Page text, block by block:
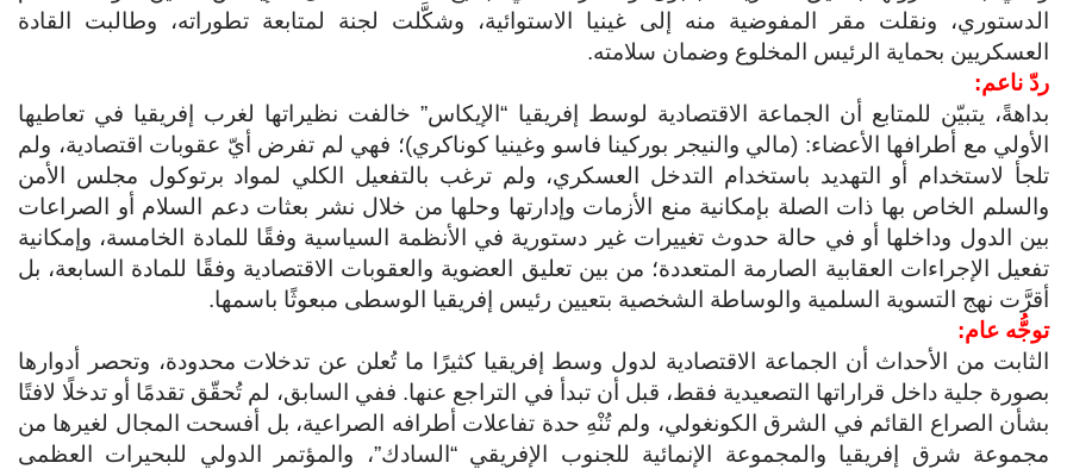
الدستوري، ونقلت مقر المفوضية منه إلى غينيا الاستوائية، وشكَّلت لجنة لمتابعة تطوراته، وطالبت القادة
العسكريين بحماية الرئيس المخلوع وضمان سلامته.
ردّ ناعم:
بداهةً، يتبيّن للمتابع أن الجماعة الاقتصادية لوسط إفريقيا “الإيكاس” خالفت نظيراتها لغرب إفريقيا في تعاطيها
الأولي مع أطرافها الأعضاء: (مالي والنيجر بوركينا فاسو وغينيا كوناكري)؛ فهي لم تفرض أيّ عقوبات اقتصادية، ولم
تلجأ لاستخدام أو التهديد باستخدام التدخل العسكري، ولم ترغب بالتفعيل الكلي لمواد برتوكول مجلس الأمن
والسلم الخاص بها ذات الصلة بإمكانية منع الأزمات وإدارتها وحلها من خلال نشر بعثات دعم السلام أو الصراعات
بين الدول وداخلها أو في حالة حدوث تغييرات غير دستورية في الأنظمة السياسية وفقًا للمادة الخامسة، وإمكانية
تفعيل الإجراءات العقابية الصارمة المتعددة؛ من بين تعليق العضوية والعقوبات الاقتصادية وفقًا للمادة السابعة، بل
أقرَّت نهج التسوية السلمية والوساطة الشخصية بتعيين رئيس إفريقيا الوسطى مبعوثًا باسمها.
توجُّه عام:
الثابت من الأحداث أن الجماعة الاقتصادية لدول وسط إفريقيا كثيرًا ما تُعلن عن تدخلات محدودة، وتحصر أدوارها
بصورة جلية داخل قراراتها التصعيدية فقط، قبل أن تبدأ في التراجع عنها. ففي السابق، لم تُحقّق تقدمًا أو تدخلًا لافتًا
بشأن الصراع القائم في الشرق الكونغولي، ولم تُنْهِ حدة تفاعلات أطرافه الصراعية، بل أفسحت المجال لغيرها من
مجموعة شرق إفريقيا والمجموعة الإنمائية للجنوب الإفريقي “السادك”، والمؤتمر الدولي للبحيرات العظمى